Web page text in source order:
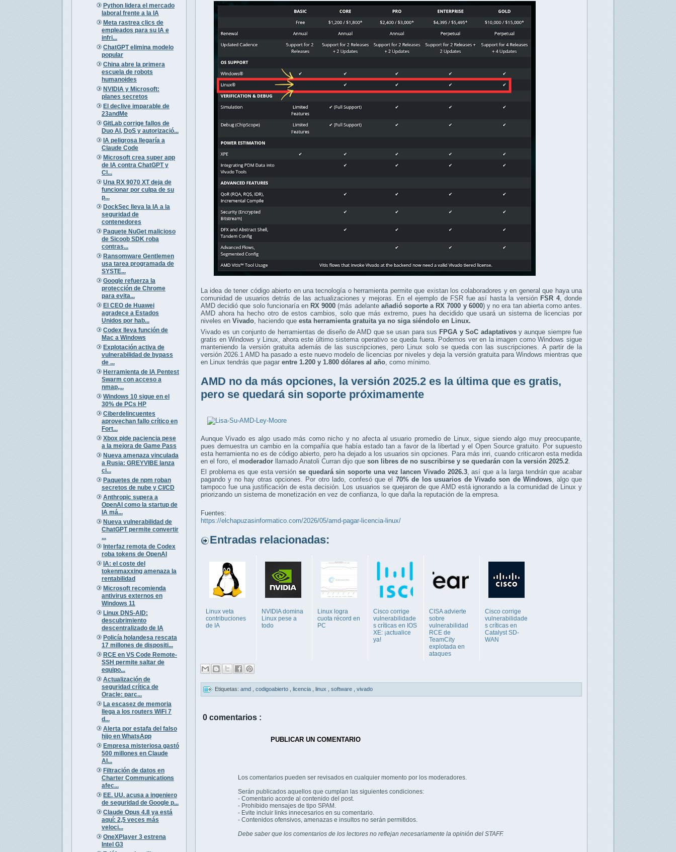
Python lidera el mercado
laboral frente a la IA
Meta rastrea clics de
empleados para su IA e
infri...
ChatGPT elimina modelo
popular
China abre la primera
escuela de robots
humanoides
NVIDIA y Microsoft:
planes secretos
El declive imparable de
23andMe
GitLab corrige fallos de
Duo AI, DoS y autorizació...
IA peligrosa llegaría a
Claude Code
Microsoft crea super app
de IA contra ChatGPT y
Cl...
Una RX 9070 XT deja de
funcionar por culpa de su
p...
DockSec lleva la IA a la
seguridad de
contenedores
Paquete NuGet malicioso
de Sicoob SDK roba
contras...
Ransomware Gentlemen
usa tarea programada de
SYSTE...
Google refuerza la
protección de Chrome
para evita...
El CEO de Huawei
agradece a Estados
Unidos por hab...
Codex lleva función de
Mac a Windows
Explotación activa de
vulnerabilidad de bypass
de ...
Herramienta de IA Pentest
Swarm con acceso a
nmap,...
Windows 10 sigue en el
30% de PCs HP
Ciberdelincuentes
aprovechan fallo crítico en
Fort...
Xbox pide paciencia pese
a la mejora de Game Pass
Nueva amenaza vinculada
a Rusia: GREYVIBE lanza
ci...
Paquetes de npm roban
secretos de nube y CI/CD
Anthropic supera a
OpenAI como la startup de
IA má...
Nueva vulnerabilidad de
ChatGPT permite convertir
...
Interfaz remota de Codex
roba tokens de OpenAI
IA: el coste del
tokenmaxxing amenaza la
rentabilidad
Microsoft recomienda
antivirus externos en
Windows 11
Linux DNS-AID:
descubrimiento
descentralizado de IA
Policía holandesa rescata
17 millones de dispositi...
RCE en VS Code Remote-
SSH permite saltar de
equipo...
Actualización de
seguridad crítica de
Oracle: parc...
La escasez de memoria
llega a los routers WiFi 7
d...
Alerta por estafa del falso
hijo en WhatsApp
Empresa misteriosa gastó
500 millones en Claude
AI...
Filtración de datos en
Charter Communications
afec...
EE. UU. acusa a ingeniero
de seguridad de Google p...
Claude Opus 4.8 ya está
aquí: 2,5 veces más
veloci...
OneXPlayer 3 estrena
Intel G3
La idea de tener código abierto en una tecnología o herramienta permite que existan los colaboradores y en general que haya una
comunidad de usuarios detrás de las actualizaciones y mejoras. En el ejemplo de FSR fue así hasta la versión FSR 4, donde
AMD decidió que solo funcionaría en RX 9000 (más adelante añadió soporte a RX 7000 y 6000) y no era tan abierta como antes.
AMD ahora ha hecho otro de estos cambios, solo que más extremo, pues ha decidido que usará un sistema de licencias por
niveles en Vivado, haciendo que esta herramienta gratuita ya no siga siéndolo en Linux.
Vivado es un conjunto de herramientas de diseño de AMD que se usan para sus FPGA y SoC adaptativosy aunque siempre fue
gratis en Windows y Linux, ahora este último sistema operativo se queda fuera. Podemos ver en la imagen como Windows sigue
manteniendo la versión gratuita además de las suscripciones, pero Linux solo se queda con las suscripciones. A partir de la
versión 2026.1 AMD ha pasado a este nuevo modelo de licencias por niveles y deja la versión gratuita para Windows mientras que
en Linux tendrás que pagar entre 1.200 y 1.800 dólares al año , como mínimo.
AMD no da más opciones, la versión 2025.2 es la última que es gratis,
pero se quedará sin soporte próximamente
Aunque Vivado es algo usado más como nicho y no afecta al usuario promedio de Linux, sigue siendo algo muy preocupante,
pues demuestra un cambio en la compañía que había estado tan a favor de la libertad y el Open Source gratuito. Por supuesto
esta herramienta no es de código abierto, pero ha dejado a los usuarios sin opciones. Para más inri, cuando criticaron esta medida
en el foro, el moderador llamado Anatoli Curran dijo que son libres de no suscribirse y se quedarán con la versión 2025.2
El problema es que esta versiónse quedará sin soporte una vez lancen Vivado 2026.3, así que a la larga tendrán que acabar
pagando y no hay otras opciones. Por otro lado, confesó que el 70% de los usuarios de Vivado son de Windows, algo que
tampoco fue una justificación de esta decisión. Los usuarios se quejaron de que AMD está ignorando a la comunidad de Linux y
priorizando un sistema de monetización en vez de confianza, lo que daña la reputación de la empresa.
Fuentes:
https://elchapuzasinformatico.com/2026/05/amd-pagar-licencia-linux/
Entradas relacionadas:
Linux veta
contribuciones
de IA
NVIDIA domina
Linux pese a
todo
Linux logra
cuota récord en
PC
Cisco corrige
vulnerabilidade
s críticas en IOS
XE: ¡actualice
ya!
CISA advierte
sobre
vulnerabilidad
RCE de
TeamCity
explotada en
ataques
Cisco corrige
vulnerabilidade
s críticas en
Catalyst SD-
WAN
Etiquetas: amd codigoabierto licencia linux software vivado
0 comentarios :
PUBLICAR UN COMENTARIO
Los comentarios pueden ser revisados en cualquier momento por los moderadores.
Serán publicados aquellos que cumplan las siguientes condiciones:
- Comentario acorde al contenido del post.
- Prohibido mensajes de tipo SPAM.
- Evite incluir links innecesarios en su comentario.
- Contenidos ofensivos, amenazas e insultos no serán permitidos.
Debe saber que los comentarios de los lectores no reflejan necesariamente la opinión del STAFF.